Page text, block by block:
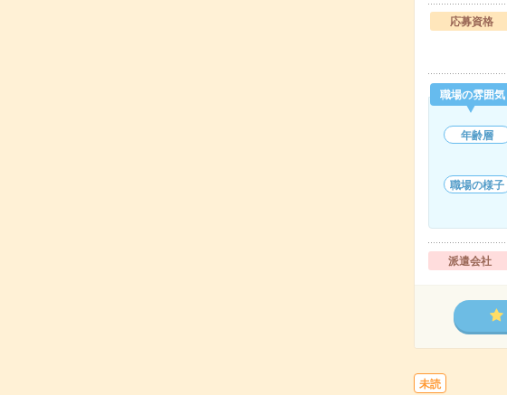
応募資格
職場の雰囲気
年齢層
職場の様子
派遣会社
未読